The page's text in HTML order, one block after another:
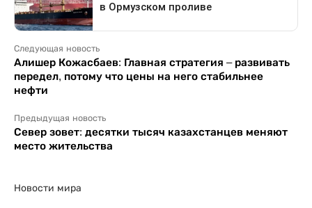
Следующая новость
Алишер Кожасбаев: Главная стратегия – развивать
передел, потому что цены на него стабильнее
нефти
Предыдущая новость
Север зовет: десятки тысяч казахстанцев меняют
место жительства
Новости мира